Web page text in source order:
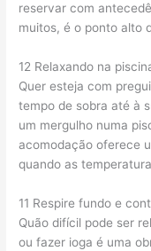
reservar com
muitos, é o ponto alto
12 Relaxando na
Quer esteja com
tempo de sobra até à
um mergulho numa
acomodação oferece
quando as
11 Respire fundo e
Quão difícil pode ser
ou fazer ioga é uma